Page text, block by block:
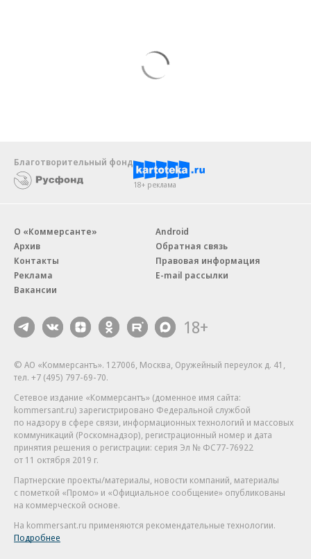
Благотворительный фонд
18+ реклама
О «Коммерсанте»
Архив
Контакты
Реклама
Вакансии
Android
Обратная связь
Правовая информация
E-mail рассылки
18+
© АО «Коммерсантъ». 127006, Москва, Оружейный переулок д. 41,
тел. +7 (495) 797-69-70.
Сетевое издание «Коммерсантъ» (доменное имя сайта:
kommersant.ru) зарегистрировано Федеральной службой
по надзору в сфере связи, информационных технологий и массовых
коммуникаций (Роскомнадзор), регистрационный номер и дата
принятия решения о регистрации: серия Эл № ФС77-76922
от 11 октября 2019 г.
Партнерские проекты/материалы, новости компаний, материалы
с пометкой «Промо» и «Официальное сообщение» опубликованы
на коммерческой основе.
На kommersant.ru применяются рекомендательные технологии.
Подробнее